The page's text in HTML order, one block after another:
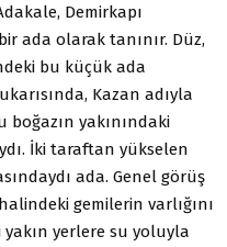
Demirkapı
ada olarak tanınır. Düz,
bu küçük ada
Kazan adıyla
yakınındaki
İki taraftan yükselen
ada. Genel görüş
gemilerin varlığını
yerlere su yoluyla